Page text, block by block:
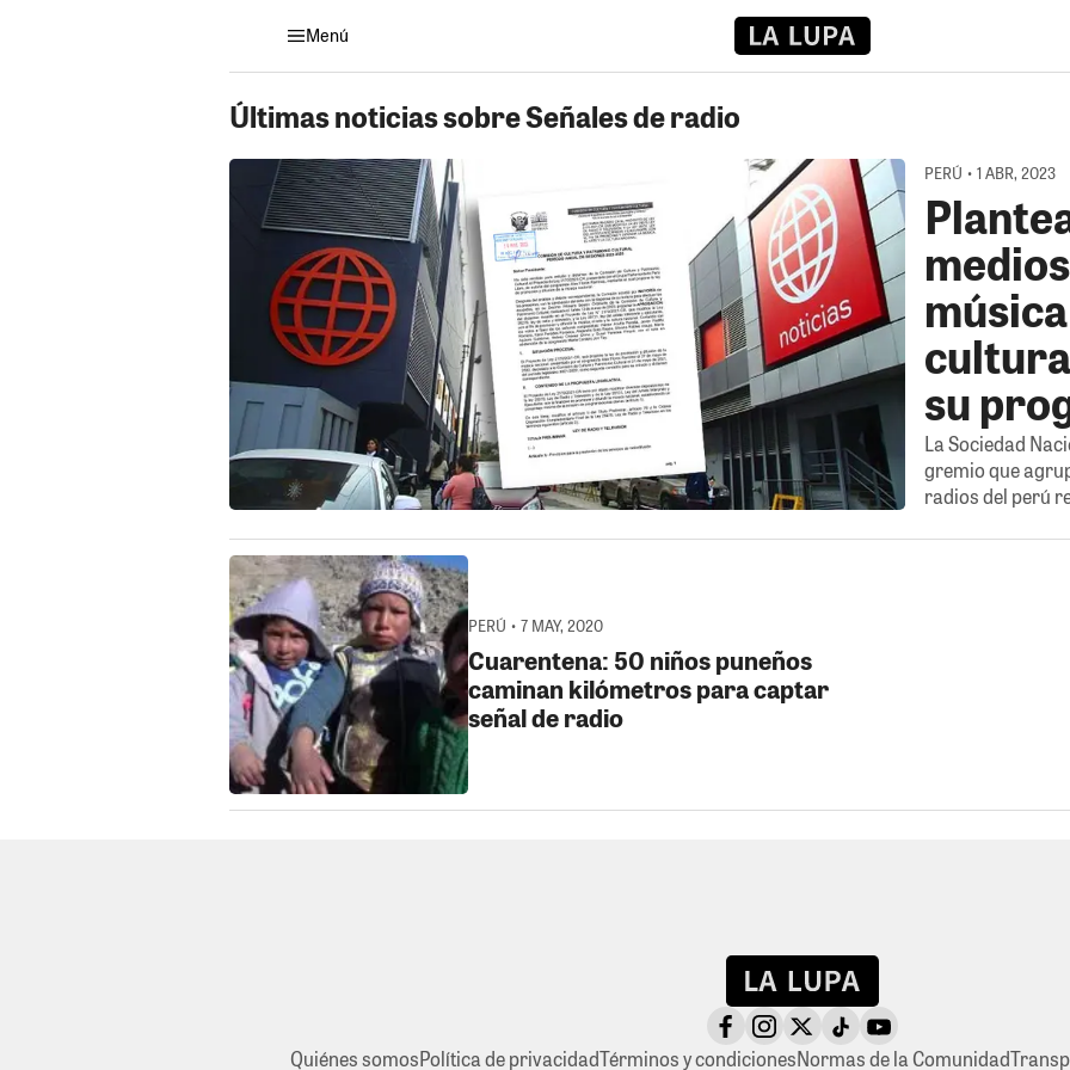
Menú
Últimas noticias sobre Señales de radio
PERÚ • 1 ABR, 2023
su
La Sociedad
gremio que
radios del perú
PERÚ • 7 MAY, 2020
Cuarentena: 50 niños puneños
caminan kilómetros para captar
señal de radio
Quiénes somosPolítica de privacidadTérminos y condicionesNormas de la Comunidad